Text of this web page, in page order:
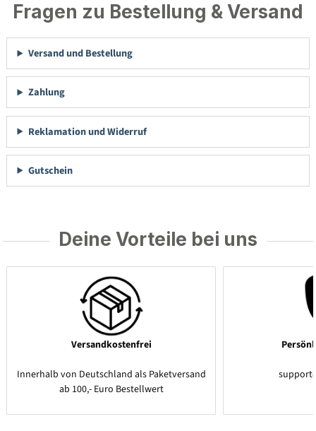
Fragen zu Bestellung & Versand
Versand und Bestellung
Zahlung
Reklamation und Widerruf
Gutschein
Deine Vorteile bei uns
Versandkostenfrei
Innerhalb von Deutschland als Paketversand
ab 100,- Euro Bestellwert